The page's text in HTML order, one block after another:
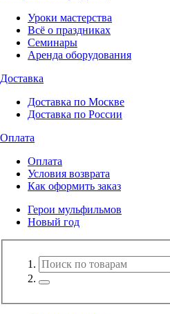
Уроки мастерства
Всё о праздниках
Семинары
Аренда оборудования
Доставка
Доставка по Москве
Доставка по России
Оплата
Оплата
Условия возврата
Как оформить заказ
Герои мульфильмов
Новый год